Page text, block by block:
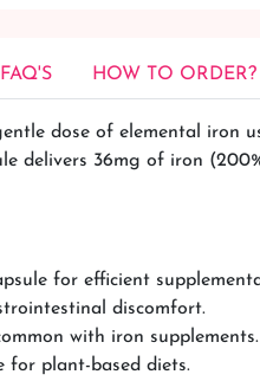
FAQ'S HOW TO ORDER?
dose of elemental
delivers 36mg of iron
for efficient
discomfort.
with iron supplements.
for plant-based diets.